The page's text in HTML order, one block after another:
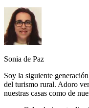
Sonia de Paz
Soy la siguiente
del turismo rural. Adoro
nuestras casas como de